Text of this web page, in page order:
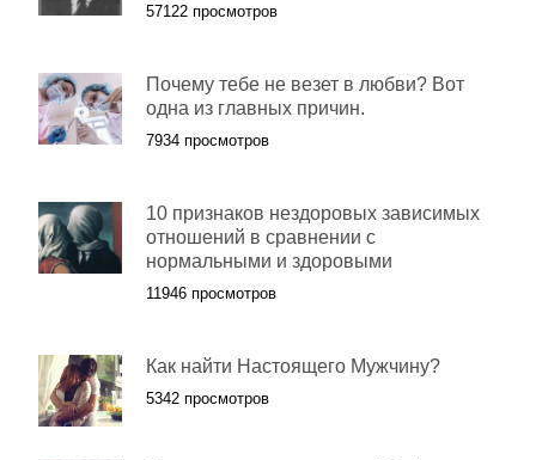
57122 просмотров
Почему тебе не везет в любви? Вот
одна из главных причин.
7934 просмотров
10 признаков нездоровых зависимых
отношений в сравнении с
нормальными и здоровыми
11946 просмотров
Как найти Настоящего Мужчину?
5342 просмотров